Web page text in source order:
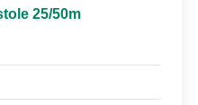
25/50m